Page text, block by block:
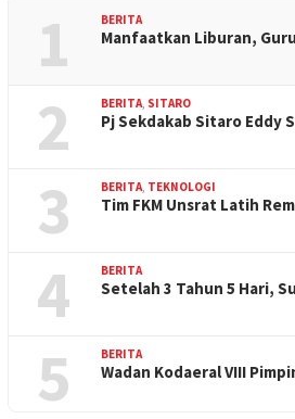
1 BERITA
Manfaatkan Liburan,
2 BERITA, SITARO
Pj Sekdakab Sitaro Eddy
3 BERITA, TEKNOLOGI
Tim FKM Unsrat Latih
4 BERITA
Setelah 3 Tahun 5 Hari,
5 BERITA
Wadan Kodaeral VIII